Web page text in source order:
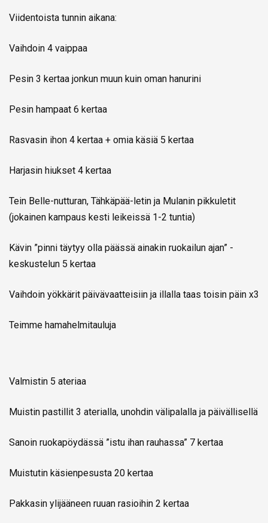
Viidentoista tunnin aikana:
Vaihdoin 4 vaippaa
Pesin 3 kertaa jonkun muun kuin oman hanurini
Pesin hampaat 6 kertaa
Rasvasin ihon 4 kertaa + omia käsiä 5 kertaa
Harjasin hiukset 4 kertaa
Tein Belle-nutturan, Tähkäpää-letin ja Mulanin pikkuletit
(jokainen kampaus kesti leikeissä 1-2 tuntia)
Kävin ”pinni täytyy olla päässä ainakin ruokailun ajan” -
keskustelun 5 kertaa
Vaihdoin yökkärit päivävaatteisiin ja illalla taas toisin päin x3
Teimme hamahelmitauluja
Valmistin 5 ateriaa
Muistin pastillit 3 aterialla, unohdin välipalalla ja päivällisellä
Sanoin ruokapöydässä ”istu ihan rauhassa” 7 kertaa
Muistutin käsienpesusta 20 kertaa
Pakkasin ylijääneen ruuan rasioihin 2 kertaa